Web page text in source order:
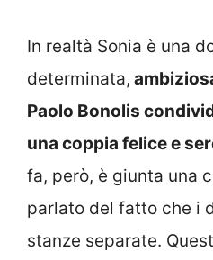
In realtà Sonia è una
determinata,
Paolo Bonolis
una coppia felice e
fa, però, è giunta una
parlato del fatto che i
stanze separate.